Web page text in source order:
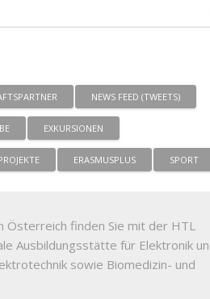
NEWS FEED (TWEETS)
EXKURSIONEN
ERASMUSPLUS SPORT
Österreich finden Sie mit der HTL
Ausbildungsstätte für Elektronik
sowie Biomedizin- und